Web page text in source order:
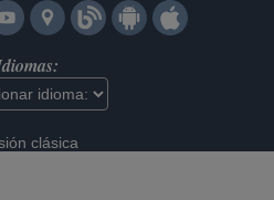
clásica